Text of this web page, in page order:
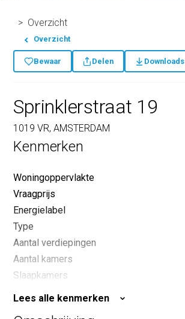
Overzicht
Overzicht
Bewaar Delen Downloads
Sprinklerstraat 19
1019 VR, AMSTERDAM
Kenmerken
Woningoppervlakte
Vraagprijs
Energielabel
Type
Aantal verdiepingen
Aantal kamers
Slaapkamers
Inhoud
Lees alle kenmerken